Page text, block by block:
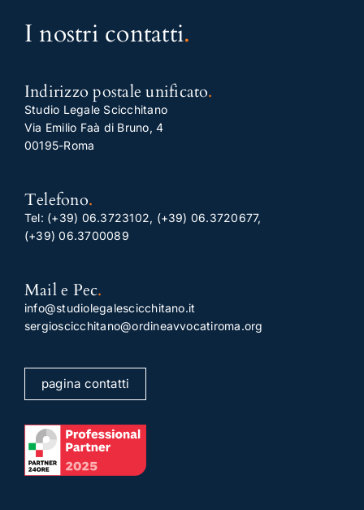
I nostri contatti.
Indirizzo postale unificato.
Studio Legale Scicchitano
Via Emilio Faà di Bruno, 4
00195-Roma
Telefono.
Tel: (+39) 06.3723102, (+39) 06.3720677,
(+39) 06.3700089
Mail e Pec.
info@studiolegalescicchitano.it
sergioscicchitano@ordineavvocatiroma.org
pagina contatti